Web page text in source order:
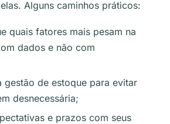
Alguns caminhos práticos:
quais fatores mais pesam na
dados e não com
gestão de estoque para evitar
desnecessária;
e prazos com seus